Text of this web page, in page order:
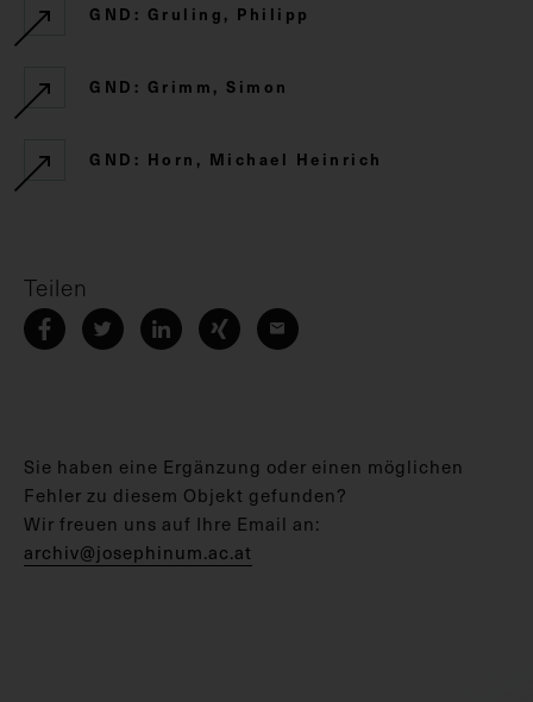
GND: Gruling, Philipp
GND: Grimm, Simon
GND: Horn, Michael Heinrich
Teilen
Sie haben eine Ergänzung oder einen möglichen
Fehler zu diesem Objekt gefunden?
Wir freuen uns auf Ihre Email an:
archiv@josephinum.ac.at